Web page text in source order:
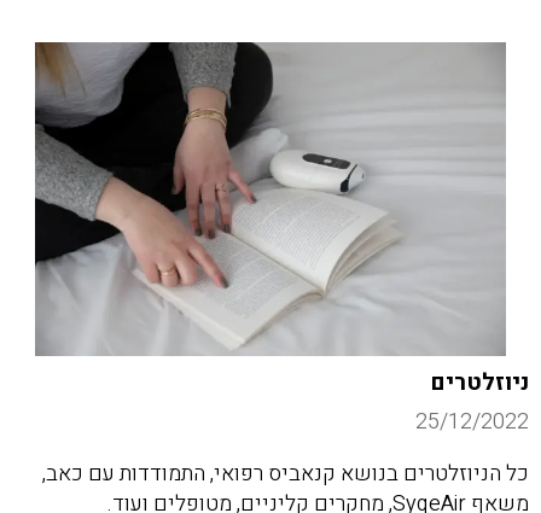
ניוזלטרים
25/12/2022
כל הניוזלטרים בנושא קנאביס רפואי, התמודדות עם כאב,
משאף SyqeAir, מחקרים קליניים, מטופלים ועוד.